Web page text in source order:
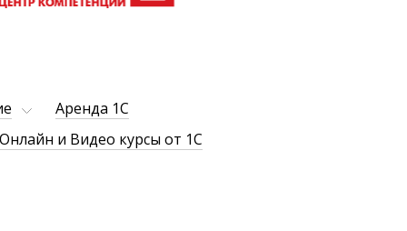
Аренда 1С
Онлайн и Видео курсы от 1С